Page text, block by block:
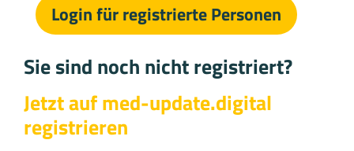
Login für registrierte Personen
Sie sind noch nicht registriert?
Jetzt auf med-update.digital
registrieren